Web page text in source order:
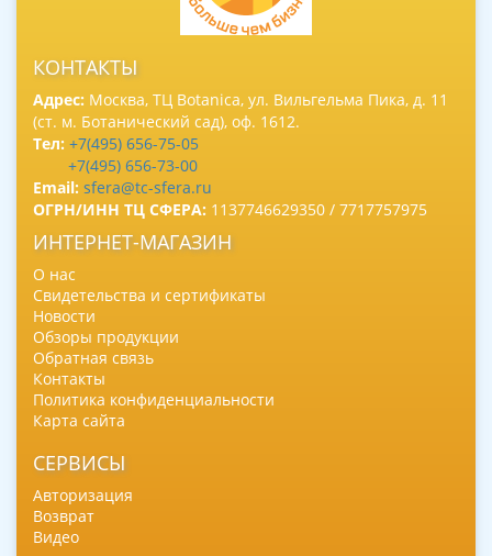
КОНТАКТЫ
Адрес: Москва, ТЦ Botanica, ул. Вильгельма Пика, д. 11
(ст. м. Ботанический сад), оф. 1612.
Тел: +7(495) 656-75-05
+7(495) 656-73-00
Email: sfera@tc-sfera.ru
ОГРН/ИНН ТЦ СФЕРА: 1137746629350 / 7717757975
ИНТЕРНЕТ-МАГАЗИН
О нас
Свидетельства и сертификаты
Новости
Обзоры продукции
Обратная связь
Контакты
Политика конфиденциальности
Карта сайта
СЕРВИСЫ
Авторизация
Возврат
Видео